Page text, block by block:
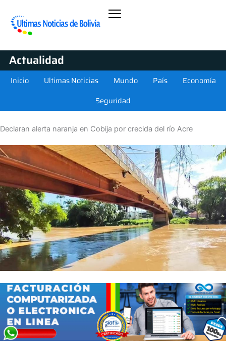
Actualidad
Inicio Ultimas Noticias Mundo País
Economía
Seguridad
Declaran alerta naranja en Cobija por crecida del río Acre